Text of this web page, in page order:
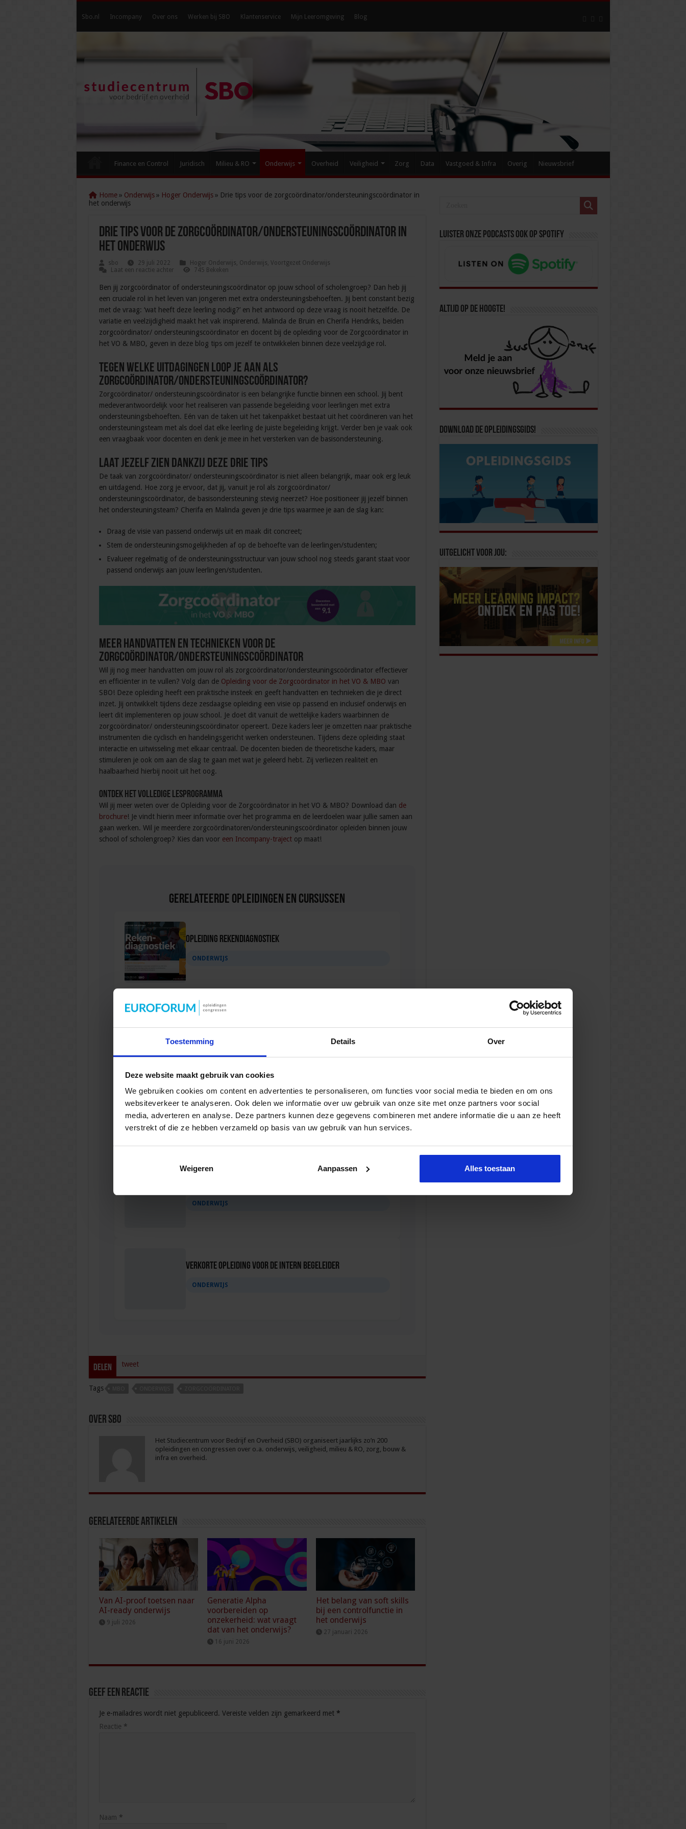
Toestemming Details Over
Deze website maakt gebruik van cookies
We gebruiken cookies om content en advertenties te personaliseren, om functies voor social media te bieden en om ons
websiteverkeer te analyseren. Ook delen we informatie over uw gebruik van onze site met onze partners voor social
media, adverteren en analyse. Deze partners kunnen deze gegevens combineren met andere informatie die u aan ze heeft
verstrekt of die ze hebben verzameld op basis van uw gebruik van hun services.
Weigeren Aanpassen Alles toestaan
Sbo.nl Incompany Over ons Werken bij SBO Klantenservice Mijn Leeromgeving Blog
Finance en Control Juridisch Milieu & RO Onderwijs Overheid Veiligheid Zorg Data Vastgoed & Infra Overig Nieuwsbrief
Home » Onderwijs » Hoger Onderwijs » Drie tips voor de zorgcoördinator/ondersteuningscoördinator in
het onderwijs
Drie tips voor de zorgcoördinator/ondersteuningscoördinator in
het onderwijs
sbo 29 juli 2022 Hoger Onderwijs, Onderwijs, Voortgezet Onderwijs
Laat een reactie achter
745 Bekeken
Ben jij zorgcoördinator of ondersteuningscoördinator op jouw school of scholengroep? Dan heb jij
een cruciale rol in het leven van jongeren met extra ondersteuningsbehoeften. Jij bent constant bezig
met de vraag: ‘wat heeft deze leerling nodig?’ en het antwoord op deze vraag is nooit hetzelfde. De
variatie en veelzijdigheid maakt het vak inspirerend. Malinda de Bruin en Cherifa Hendriks, beiden
zorgcoördinator/ ondersteuningscoördinator en docent bij de opleiding voor de Zorgcoördinator in
het VO & MBO, geven in deze blog tips om jezelf te ontwikkelen binnen deze veelzijdige rol.
Tegen welke uitdagingen loop je aan als
zorgcoördinator/ondersteuningscoördinator?
Zorgcoördinator/ ondersteuningscoördinator is een belangrijke functie binnen een school. Jij bent
medeverantwoordelijk voor het realiseren van passende begeleiding voor leerlingen met extra
ondersteuningsbehoeften. Eén van de taken uit het takenpakket bestaat uit het coördineren van het
ondersteuningsteam met als doel dat elke leerling de juiste begeleiding krijgt. Verder ben je vaak ook
een vraagbaak voor docenten en denk je mee in het versterken van de basisondersteuning.
Laat jezelf zien dankzij deze drie tips
De taak van zorgcoördinator/ ondersteuningscoördinator is niet alleen belangrijk, maar ook erg leuk
en uitdagend. Hoe zorg je ervoor, dat jij, vanuit je rol als zorgcoördinator/
ondersteuningscoördinator, de basisondersteuning stevig neerzet? Hoe positioneer jij jezelf binnen
het ondersteuningsteam? Cherifa en Malinda geven je drie tips waarmee je aan de slag kan:
Draag de visie van passend onderwijs uit en maak dit concreet;
Stem de ondersteuningsmogelijkheden af op de behoefte van de leerlingen/studenten;
Evalueer regelmatig of de ondersteuningsstructuur van jouw school nog steeds garant staat voor
passend onderwijs aan jouw leerlingen/studenten.
Meer handvatten en technieken voor de
zorgcoördinator/ondersteuningscoördinator
Wil jij nog meer handvatten om jouw rol als zorgcoördinator/ondersteuningscoördinator effectiever
en efficiënter in te vullen? Volg dan de Opleiding voor de Zorgcoördinator in het VO & MBO van
SBO! Deze opleiding heeft een praktische insteek en geeft handvatten en technieken die je direct
inzet. Jij ontwikkelt tijdens deze zesdaagse opleiding een visie op passend en inclusief onderwijs en
leert dit implementeren op jouw school. Je doet dit vanuit de wettelijke kaders waarbinnen de
zorgcoördinator/ ondersteuningscoördinator opereert. Deze kaders leer je omzetten naar praktische
instrumenten die cyclisch en handelingsgericht werken ondersteunen. Tijdens deze opleiding staat
interactie en uitwisseling met elkaar centraal. De docenten bieden de theoretische kaders, maar
stimuleren je ook om aan de slag te gaan met wat je geleerd hebt. Zij verliezen realiteit en
haalbaarheid hierbij nooit uit het oog.
Ontdek het volledige lesprogramma
Wil jij meer weten over de Opleiding voor de Zorgcoördinator in het VO & MBO? Download dan de
brochure! Je vindt hierin meer informatie over het programma en de leerdoelen waar jullie samen aan
gaan werken. Wil je meerdere zorgcoördinatoren/ondersteuningscoördinator opleiden binnen jouw
school of scholengroep? Kies dan voor een Incompany-trajectop maat!
Gerelateerde Opleidingen en Cursussen
Opleiding Rekendiagnostiek
ONDERWIJS
ONDERWIJS
Opleiding Gedragsexpert
ONDERWIJS
ONDERWIJS
Verkorte opleiding voor de Intern Begeleider
ONDERWIJS
Delen tweet
Tags
Over sbo
Het Studiecentrum voor Bedrijf en Overheid (SBO) organiseert jaarlijks zo’n 200
opleidingen en congressen over o.a. onderwijs, veiligheid, milieu & RO, zorg, bouw &
infra en overheid.
Gerelateerde Artikelen
Van AI-proof toetsen naar
AI-ready onderwijs
9 juli 2026
Generatie Alpha
voorbereiden op
onzekerheid: wat vraagt
dat van het onderwijs?
16 juni 2026
Het belang van soft skills
bij een controlfunctie in
het onderwijs
27 januari 2026
Geef een reactie
Je e-mailadres wordt niet gepubliceerd. Vereiste velden zijn gemarkeerd met *
Reactie *
Naam *
Luister onze podcasts ook op spotify
Altijd op de hoogte!
Download de opleidingsgids!
Uitgelicht voor jou: